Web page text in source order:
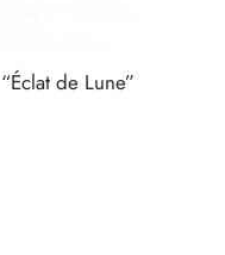
de Lune”